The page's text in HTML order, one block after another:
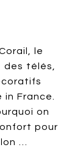
le
des télés,
France.
on
pour
…